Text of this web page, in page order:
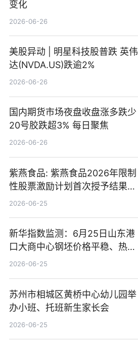
变化
2026-06-26
美股异动 | 明星科技股普跌 英伟
达(NVDA.US)跌逾2%
2026-06-26
国内期货市场夜盘收盘涨多跌少
20号胶跌超3% 每日聚焦
2026-06-26
紫燕食品: 紫燕食品2026年限制
性股票激励计划首次授予结果公
告-微资讯
2026-06-25
新华指数监测：6月25日山东港
口大商中心钢坯价格平稳、热轧
C料价格微幅下跌
2026-06-25
苏州市相城区黄桥中心幼儿园举
办小班、托班新生家长会
2026-06-25